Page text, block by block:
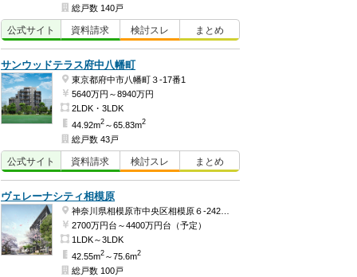
総戸数 140戸
公式サイト 資料請求 検討スレ まとめ
サンウッドテラス府中八幡町
東京都府中市八幡町３-17番1
5640万円～8940万円
2LDK・3LDK
44.92m2 ～65.83m2
総戸数 43戸
公式サイト 資料請求 検討スレ まとめ
ヴェレーナシティ相模原
2700万円台～4400万円台（予定）
1LDK～3LDK
42.55m2 ～75.6m2
総戸数 100戸